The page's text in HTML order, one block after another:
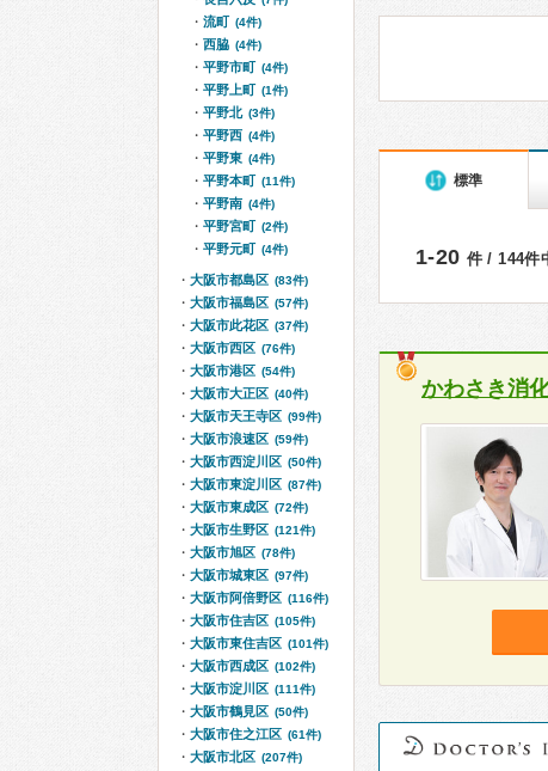
標準
1-20 件 / 144件
かわさき消
流町 (4件)
西脇 (4件)
平野市町 (4件)
平野上町 (1件)
平野北 (3件)
平野西 (4件)
平野東 (4件)
平野本町 (11件)
平野南 (4件)
平野宮町 (2件)
平野元町 (4件)
大阪市都島区 (83件)
大阪市福島区 (57件)
大阪市此花区 (37件)
大阪市西区 (76件)
大阪市港区 (54件)
大阪市大正区 (40件)
大阪市天王寺区 (99件)
大阪市浪速区 (59件)
大阪市西淀川区 (50件)
大阪市東淀川区 (87件)
大阪市東成区 (72件)
大阪市生野区 (121件)
大阪市旭区 (78件)
大阪市城東区 (97件)
大阪市阿倍野区 (116件)
大阪市住吉区 (105件)
大阪市東住吉区 (101件)
大阪市西成区 (102件)
大阪市淀川区 (111件)
大阪市鶴見区 (50件)
大阪市住之江区 (61件)
大阪市北区 (207件)